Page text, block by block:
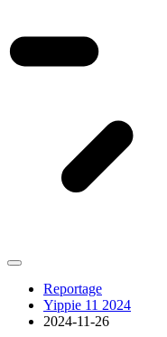
Reportage
Yippie 11 2024
2024-11-26